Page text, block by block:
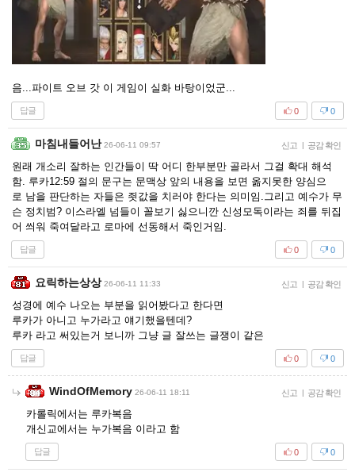
음...파이트 오브 갓 이 게임이 실화 바탕이었군...
답글 0
0
마침내들어난 26-06-11 09:57 신고 | 공감 확인
원래 개소리 잘하는 인간들이 딱 어디 한부분만 골라서 그걸 확대 해석
함. 루카12:59 절의 문구는 문맥상 앞의 내용을 보면 옮지못한 양심으
로 남을 판단하는 자들은 죗값을 치러야 한다는 의미임.그리고 예수가 무
슨 정치범? 이스라엘 넘들이 꼴보기 싫으니깐 신성모독이라는 죄를 뒤집
어 씌워 죽여달라고 로마에 선동해서 죽인거임.
답글 0
0
요릭하는상상 26-06-11 11:33 신고 | 공감 확인
성경에 예수 나오는 부분을 읽어봤다고 한다면
루카가 아니고 누가라고 얘기했을텐데?
루카 라고 써있는거 보니까 그냥 글 잘쓰는 글쟁이 같은
답글 0
0
WindOfMemory 26-06-11 18:11 신고 | 공감 확인
카롤릭에서는 루카복음
개신교에서는 누가복음 이라고 함
답글 0
0